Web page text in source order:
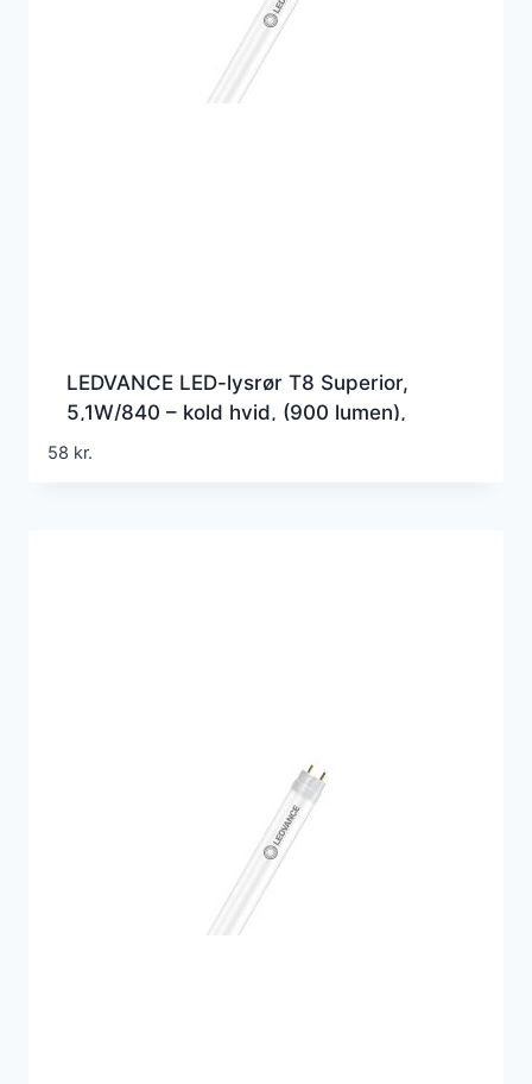
LEDVANCE LED-lysrør T8 Superior,
5,1W/840 – kold hvid, (900 lumen),
438mm, G5 (Erstatter 15w), EM+230v
58 kr.